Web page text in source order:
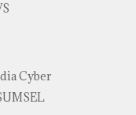
Cyber